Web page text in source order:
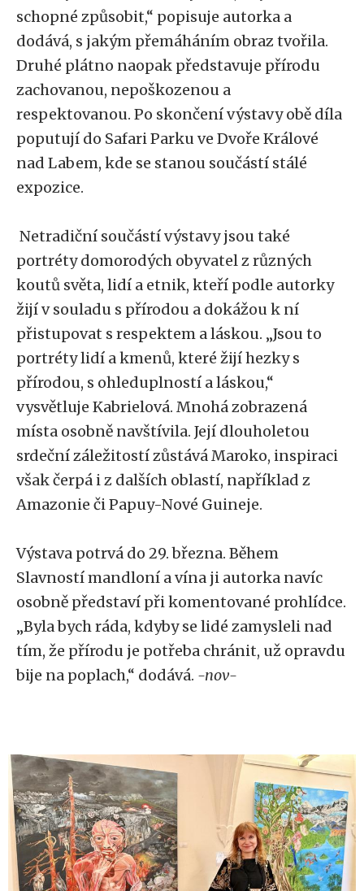
schopné způsobit,“ popisuje autorka a
dodává, s jakým přemáháním obraz tvořila.
Druhé plátno naopak představuje přírodu
zachovanou, nepoškozenou a
respektovanou. Po skončení výstavy obě díla
poputují do Safari Parku ve Dvoře Králové
nad Labem, kde se stanou součástí stálé
expozice.
Netradiční součástí výstavy jsou také
portréty domorodých obyvatel z různých
koutů světa, lidí a etnik, kteří podle autorky
žijí v souladu s přírodou a dokážou k ní
přistupovat s respektem a láskou. „Jsou to
portréty lidí a kmenů, které žijí hezky s
přírodou, s ohleduplností a láskou,“
vysvětluje Kabrielová. Mnohá zobrazená
místa osobně navštívila. Její dlouholetou
srdeční záležitostí zůstává Maroko, inspiraci
však čerpá i z dalších oblastí, například z
Amazonie či Papuy-Nové Guineje.
Výstava potrvá do 29. března. Během
Slavností mandloní a vína ji autorka navíc
osobně představí při komentované prohlídce.
„Byla bych ráda, kdyby se lidé zamysleli nad
tím, že přírodu je potřeba chránit, už opravdu
bije na poplach,“ dodává. -nov-